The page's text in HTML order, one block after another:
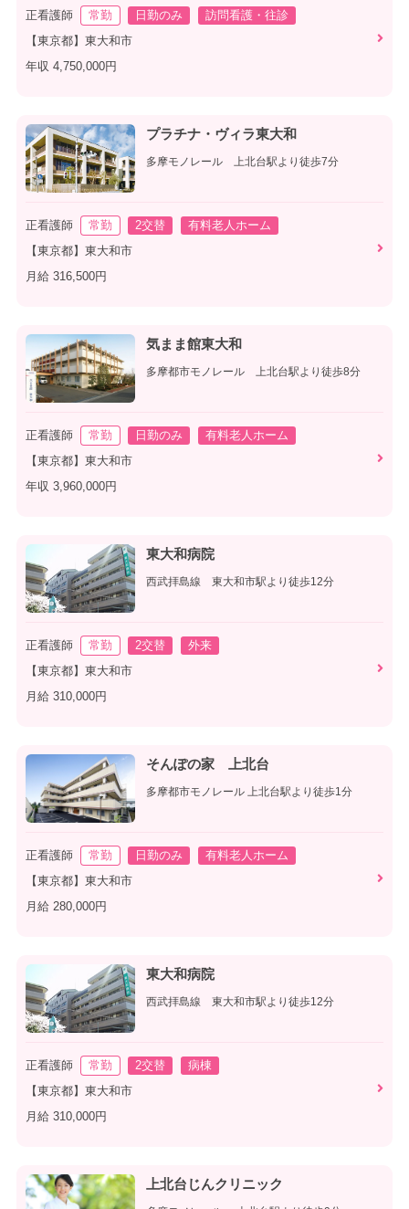
正看護師 常勤 日勤のみ
訪問看護・往診
【東京都】東大和市
年収 4,750,000円
プラチナ・ヴィラ東大和
多摩モノレール 上北台駅より徒歩7分
正看護師 常勤 2交替
有料老人ホーム
【東京都】東大和市
月給 316,500円
気まま館東大和
多摩都市モノレール 上北台駅より徒歩8分
正看護師 常勤 日勤のみ
有料老人ホーム
【東京都】東大和市
年収 3,960,000円
東大和病院
西武拝島線 東大和市駅より徒歩12分
正看護師 常勤 2交替
外来
【東京都】東大和市
月給 310,000円
そんぽの家 上北台
多摩都市モノレール 上北台駅より徒歩1分
正看護師 常勤 日勤のみ
有料老人ホーム
【東京都】東大和市
月給 280,000円
東大和病院
西武拝島線 東大和市駅より徒歩12分
正看護師 常勤 2交替
病棟
【東京都】東大和市
月給 310,000円
上北台じんクリニック